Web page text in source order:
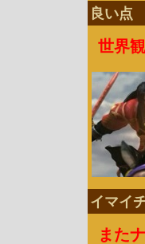
良い点
世界観
イマイ
また